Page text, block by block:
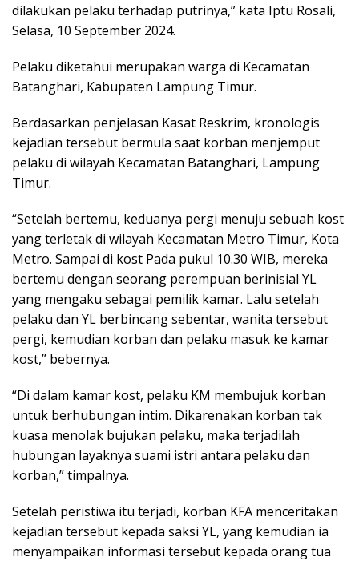
dilakukan pelaku terhadap putrinya,” kata Iptu Rosali,
Selasa, 10 September 2024.
Pelaku diketahui merupakan warga di Kecamatan
Batanghari, Kabupaten Lampung Timur.
Berdasarkan penjelasan Kasat Reskrim, kronologis
kejadian tersebut bermula saat korban menjemput
pelaku di wilayah Kecamatan Batanghari, Lampung
Timur.
“Setelah bertemu, keduanya pergi menuju sebuah kost
yang terletak di wilayah Kecamatan Metro Timur, Kota
Metro. Sampai di kost Pada pukul 10.30 WIB, mereka
bertemu dengan seorang perempuan berinisial YL
yang mengaku sebagai pemilik kamar. Lalu setelah
pelaku dan YL berbincang sebentar, wanita tersebut
pergi, kemudian korban dan pelaku masuk ke kamar
kost,” bebernya.
“Di dalam kamar kost, pelaku KM membujuk korban
untuk berhubungan intim. Dikarenakan korban tak
kuasa menolak bujukan pelaku, maka terjadilah
hubungan layaknya suami istri antara pelaku dan
korban,” timpalnya.
Setelah peristiwa itu terjadi, korban KFA menceritakan
kejadian tersebut kepada saksi YL, yang kemudian ia
menyampaikan informasi tersebut kepada orang tua